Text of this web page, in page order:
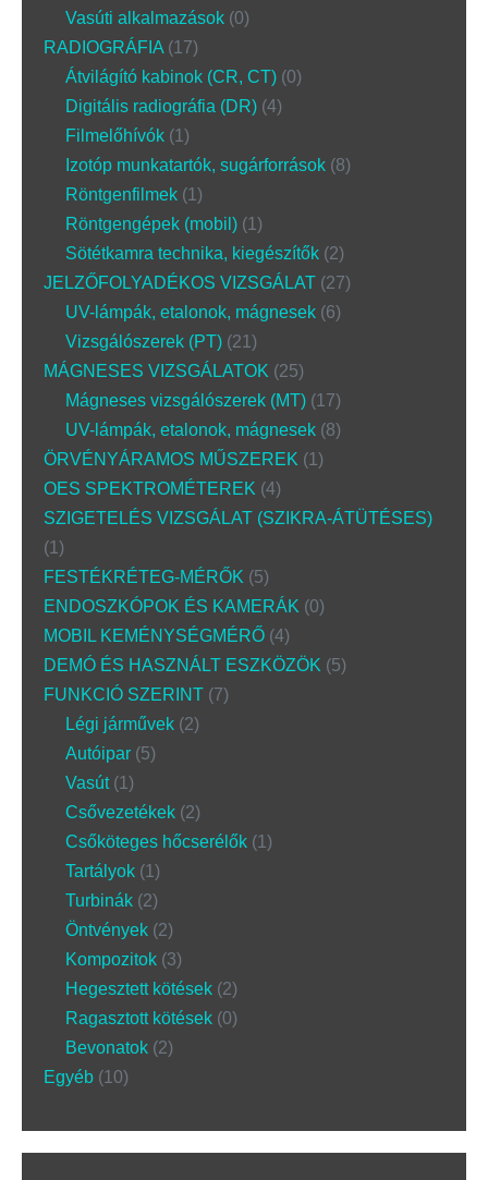
Vasúti alkalmazások 0
RADIOGRÁFIA 17
Átvilágító kabinok (CR, CT) 0
Digitális radiográfia (DR) 4
Filmelőhívók 1
Izotóp munkatartók, sugárforrások 8
Röntgenfilmek 1
Röntgengépek (mobil) 1
Sötétkamra technika, kiegészítők 2
JELZŐFOLYADÉKOS VIZSGÁLAT 27
UV-lámpák, etalonok, mágnesek 6
Vizsgálószerek (PT) 21
MÁGNESES VIZSGÁLATOK
25
Mágneses vizsgálószerek (MT) 17
UV-lámpák, etalonok, mágnesek 8
ÖRVÉNYÁRAMOS MŰSZEREK
1
OES SPEKTROMÉTEREK 4
SZIGETELÉS VIZSGÁLAT (SZIKRA-ÁTÜTÉSES)
1
FESTÉKRÉTEG-MÉRŐK
5
ENDOSZKÓPOK ÉS KAMERÁK
0
MOBIL KEMÉNYSÉGMÉRŐ 4
DEMÓ ÉS HASZNÁLT ESZKÖZÖK
5
FUNKCIÓ SZERINT 7
Légi járművek 2
Autóipar 5
Vasút 1
Csővezetékek 2
Csőköteges hőcserélők 1
Tartályok 1
Turbinák 2
Öntvények 2
Kompozitok 3
Hegesztett kötések 2
Ragasztott kötések 0
Bevonatok 2
Egyéb 10